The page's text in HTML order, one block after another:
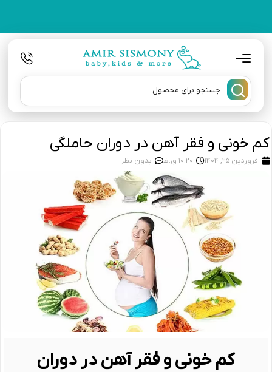
کم خونی و فقر آهن در دوران حاملگی
فروردین 25, 1404 10:20 ق.ظ بدون نظر
کم خونی و فقر آهن در دوران